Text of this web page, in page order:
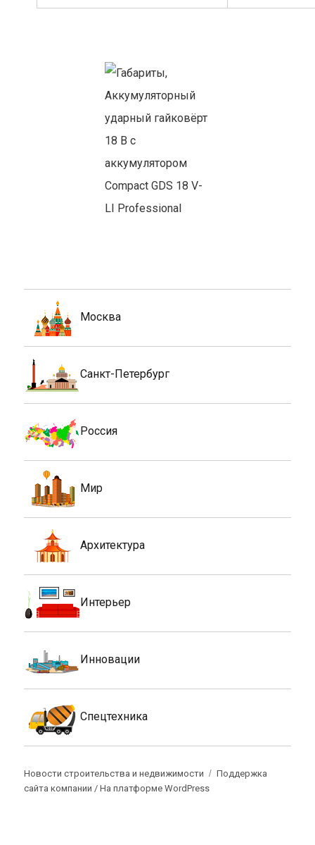
Москва
Санкт-Петербург
Россия
Мир
Архитектура
Интерьер
Инновации
Спецтехника
Новости строительства и недвижимости
Поддержка
сайта компании /На платформе WordPress